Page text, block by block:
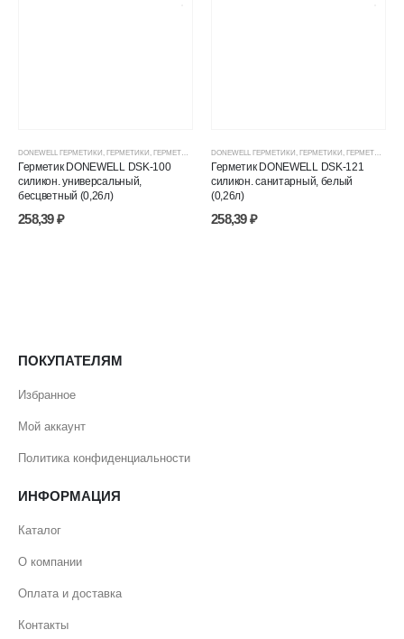
DONEWELL ГЕРМЕТИКИ, ГЕРМЕТИКИ, ГЕРМЕТИКИ СИЛИКОНОВЫЕ ,ГЕРМЕТИКИ, КЛЕИ, ПЕНЫ,ЦЕНОВЫЕ
Герметик DONEWELL DSK-100
силикон. универсальный,
бесцветный (0,26л)
258,39₽
DONEWELL ГЕРМЕТИКИ, ГЕРМЕТИКИ, ГЕРМЕТИКИ СИЛИКОНОВЫЕ
Герметик DONEWELL DSK-121
силикон. санитарный, белый
(0,26л)
258,39₽
ПОКУПАТЕЛЯМ
Избранное
Мой аккаунт
Политика конфиденциальности
ИНФОРМАЦИЯ
Каталог
О компании
Оплата и доставка
Контакты